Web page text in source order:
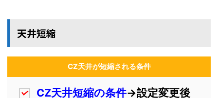
天井短縮
CZ天井が短縮される条件
CZ天井短縮の条件→設定変更後